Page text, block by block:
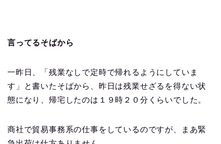
言ってるそばから
一昨日、「残業なしで定時で帰れるようにしていま
す」と書いたそばから、昨日は残業せざるを得ない状
態になり、帰宅したのは１９時２０分くらいでした。
商社で貿易事務系の仕事をしているのですが、まあ緊